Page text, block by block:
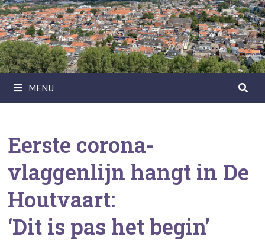
Ga
naar
de
inhoud
MENU
Eerste corona-
vlaggenlijn hangt in De
Houtvaart:
‘Dit is pas het begin’